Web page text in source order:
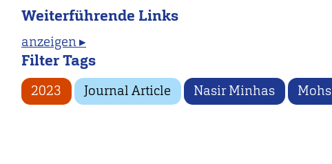
Weiterführende Links
anzeigen ▸
Filter Tags
2023 Journal Article Nasir Minhas